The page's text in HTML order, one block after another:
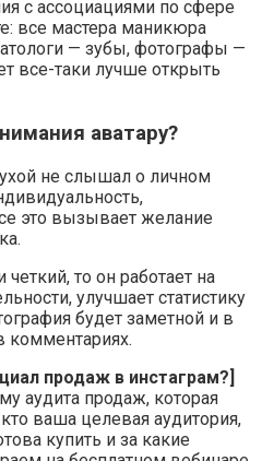
с ассоциациями по сфере
все мастера маникюра
— зубы, фотографы —
все-таки лучше открыть
аватару?
не слышал о личном
это вызывает желание
четкий, то он работает на
улучшает статистику
будет заметной и в
комментариях.
продаж в инстаграм?]
аудита продаж, которая
ваша целевая аудитория,
купить и за какие